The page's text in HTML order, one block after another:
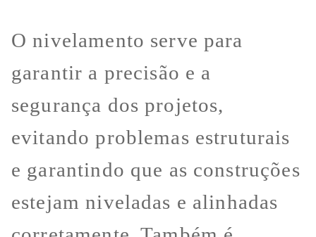
O nivelamento serve para
garantir a precisão e a
segurança dos projetos,
evitando problemas estruturais
e garantindo que as construções
estejam niveladas e alinhadas